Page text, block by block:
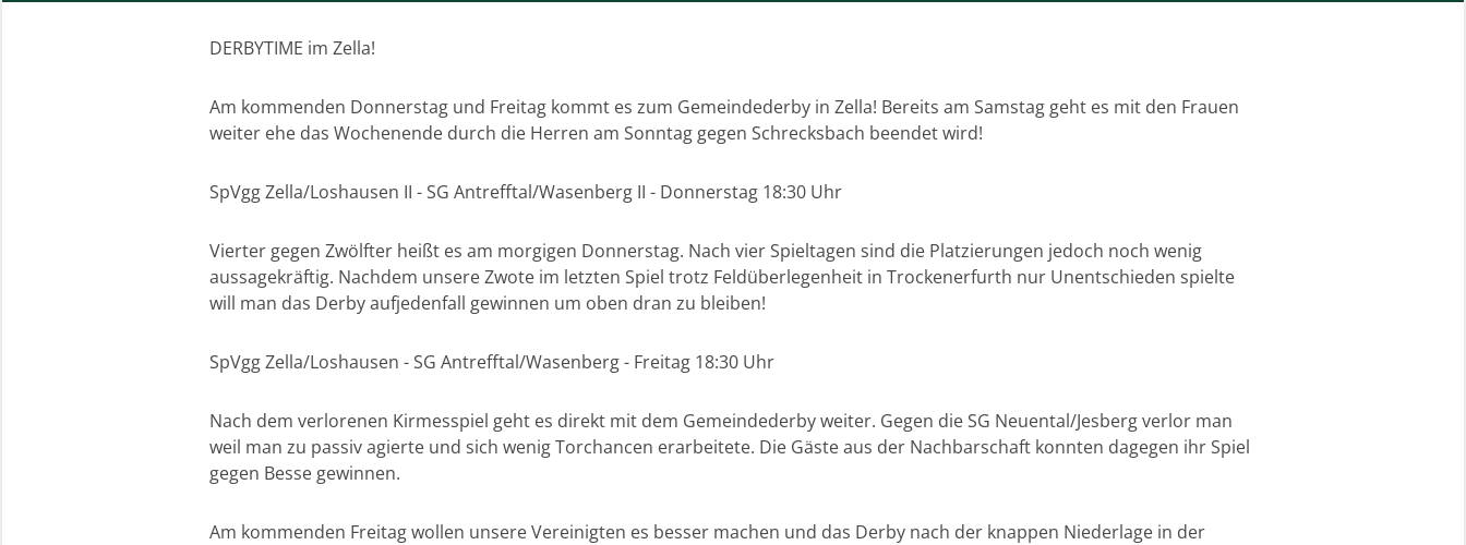
DERBYTIME im Zella!
Am kommenden Donnerstag und Freitag kommt es zum Gemeindederby in Zella! Bereits am Samstag geht es mit den Frauen
weiter ehe das Wochenende durch die Herren am Sonntag gegen Schrecksbach beendet wird!
SpVgg Zella/Loshausen II - SG Antrefftal/Wasenberg II - Donnerstag 18:30 Uhr
Vierter gegen Zwölfter heißt es am morgigen Donnerstag. Nach vier Spieltagen sind die Platzierungen jedoch noch wenig
aussagekräftig. Nachdem unsere Zwote im letzten Spiel trotz Feldüberlegenheit in Trockenerfurth nur Unentschieden spielte
will man das Derby aufjedenfall gewinnen um oben dran zu bleiben!
SpVgg Zella/Loshausen - SG Antrefftal/Wasenberg - Freitag 18:30 Uhr
Nach dem verlorenen Kirmesspiel geht es direkt mit dem Gemeindederby weiter. Gegen die SG Neuental/Jesberg verlor man
weil man zu passiv agierte und sich wenig Torchancen erarbeitete. Die Gäste aus der Nachbarschaft konnten dagegen ihr Spiel
gegen Besse gewinnen.
Am kommenden Freitag wollen unsere Vereinigten es besser machen und das Derby nach der knappen Niederlage in der